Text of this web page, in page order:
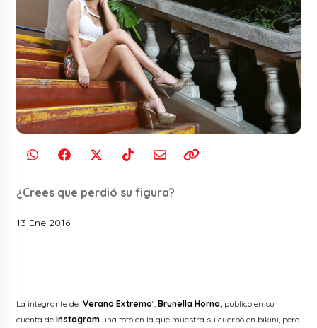
¿Crees que perdió su figura?
13 Ene 2016
La integrante de ‘Verano Extremo‘,Brunella Horna, publicó en su
cuenta deInstagram una foto en la que muestra su cuerpo en bikini, pero